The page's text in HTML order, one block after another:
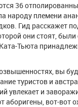
36
народу племени
Гид расскажет
они стоят,
Тьюта
вы
туристов и
увлекает и
вот-вот